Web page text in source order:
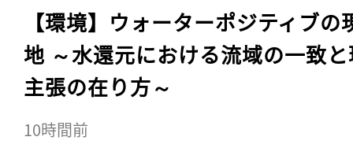
【環境】ウォーターポジティブの
地 ～水還元における流域の一致
主張の在り方～
10時間前